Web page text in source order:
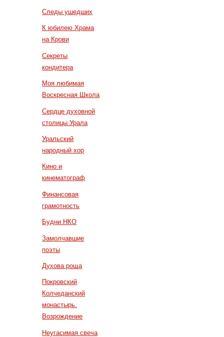
Следы ушедших
К юбилею Храма
на Крови
Секреты
кондитера
Моя любимая
Воскресная Школа
Сердце духовной
столицы Урала
Уральский
народный хор
Кино и
кинематограф
Финансовая
грамотность
Будни НКО
Замолчавшие
поэты
Духова роща
Покровский
Колчеданский
монастырь.
Возрождение
Неугасимая свеча